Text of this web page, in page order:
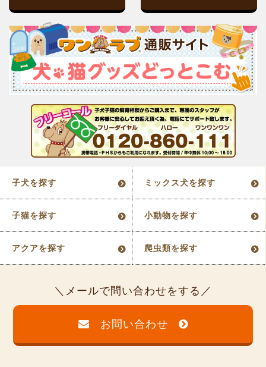
子犬を探す ミックス犬を探す
子猫を探す 小動物を探す
アクアを探す 爬虫類を探す
メールで問い合わせをする
お問い合わせ